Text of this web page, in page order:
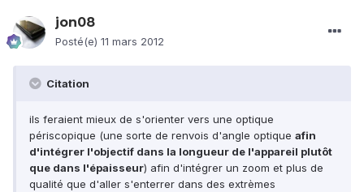
jon08
Posté(e) 11 mars 2012
Citation
ils feraient mieux de s'orienter vers une optique
périscopique (une sorte de renvois d'angle optique afin
d'intégrer l'objectif dans la longueur de l'appareil plutôt
que dans l'épaisseur) afin d'intégrer un zoom et plus de
qualité que d'aller s'enterrer dans des extrèmes